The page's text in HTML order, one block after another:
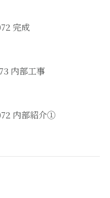
完成
内部工事
内部紹介①